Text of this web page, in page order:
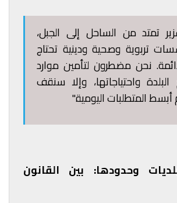
تمتد من الساحل إلى الجبل،
تربوية وصحية ودينية تحتاج
نحن مضطرون لتأمين موارد
واحتياجاتها، وإلا سنقف
المتطلبات اليومية."
وحدودها: بين القانون